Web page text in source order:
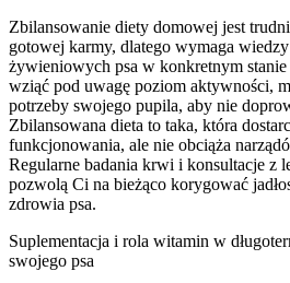
Zbilansowanie diety domowej jest
gotowej karmy, dlatego wymaga
żywieniowych psa w konkretnym
wziąć pod uwagę poziom aktywności,
potrzeby swojego pupila, aby nie
Zbilansowana dieta to taka, która
funkcjonowania, ale nie obciąża
Regularne badania krwi i konsultacje z
pozwolą Ci na bieżąco korygować
zdrowia psa.
Suplementacja i rola witamin w
swojego psa